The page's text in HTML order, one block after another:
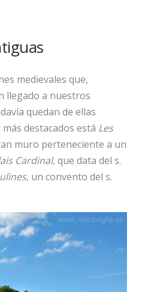
medievales que,
llegado a nuestros
quedan de ellas
destacados está Les
muro perteneciente a un
Cardinal, que data del s.
, un convento del s.